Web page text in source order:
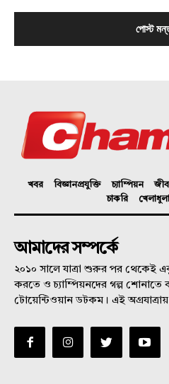
খবর বিজ্ঞানপ্রযুক্তি চ্যাম্পিয়ন
চাকরি
খেলাধুলা
আমাদের সম্পর্কে
২০১০ সালে যাত্রা শুরুর পর থেকেই
করতে ও চ্যাম্পিয়নদের গল্প শোনাতে
টোয়েন্টিওয়ান ডটকম। এই